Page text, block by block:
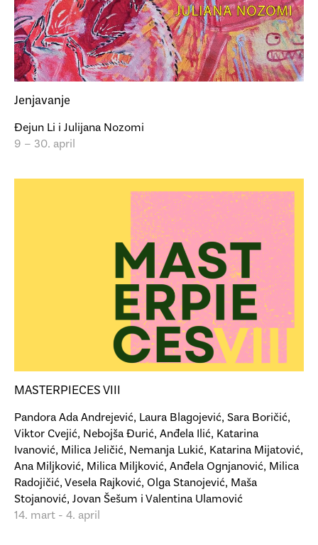
Jenjavanje
Đejun Li i Julijana Nozomi
9 – 30. april
MASTERPIECES VIII
Pandora Ada Andrejević, Laura Blagojević, Sara Boričić,
Viktor Cvejić, Nebojša Đurić, Anđela Ilić, Katarina
Ivanović, Milica Jeličić, Nemanja Lukić, Katarina Mijatović,
Ana Miljković, Milica Miljković, Anđela Ognjanović, Milica
Radojičić, Vesela Rajković, Olga Stanojević, Maša
Stojanović, Jovan Šešum i Valentina Ulamović
14. mart - 4. april